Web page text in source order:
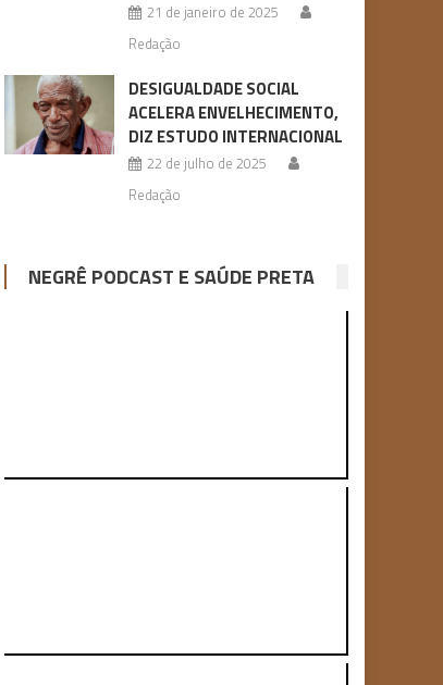
21 de janeiro de 2025
Redação
DESIGUALDADE SOCIAL
ACELERA ENVELHECIMENTO,
DIZ ESTUDO INTERNACIONAL
22 de julho de 2025
Redação
NEGRÊ PODCAST E SAÚDE PRETA